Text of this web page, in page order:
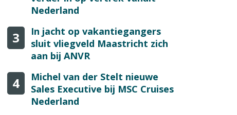
Nederland
3
In jacht op vakantiegangers
sluit vliegveld Maastricht zich
aan bij ANVR
4
Michel van der Stelt nieuwe
Sales Executive bij MSC Cruises
Nederland